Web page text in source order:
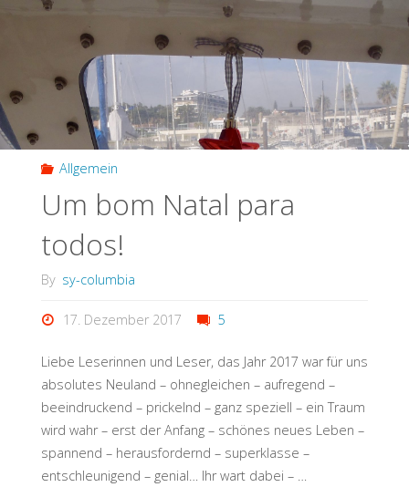
Allgemein
Um bom Natal para
todos!
By sy-columbia
17. Dezember 2017 5
Liebe Leserinnen und Leser, das Jahr 2017 war für uns
absolutes Neuland – ohnegleichen – aufregend –
beeindruckend – prickelnd – ganz speziell – ein Traum
wird wahr – erst der Anfang – schönes neues Leben –
spannend – herausfordernd – superklasse –
entschleunigend – genial… Ihr wart dabei – …